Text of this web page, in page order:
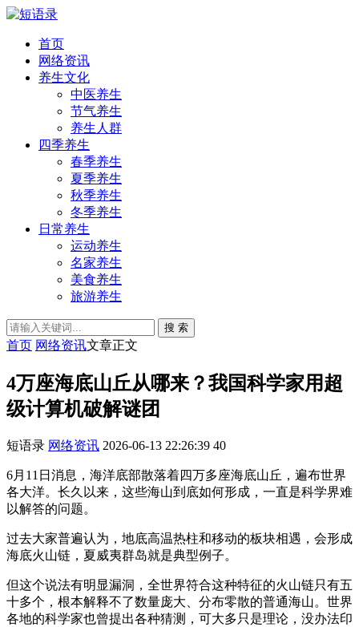
首页
网络资讯
养生文化
中医养生
节气养生
养生人群
四季养生
春季养生
夏季养生
秋季养生
冬季养生
日常养生
运动养生
名家养生
美食养生
旅游养生
搜 索
首页 网络资讯文章正文
4万座海底山丘从哪来？我国科学家用超
级计算机破解谜团
短语录 网络资讯 2026-06-13 22:26:39 40
6月11日消息，海洋底部散落着四万多座海底山丘，遍布世界
各大洋。长久以来，这些海山到底如何形成，一直是科学界难
以解答的问题。
过去大家普遍认为，地底高温热柱和移动的板块相遇，会形成
海底火山链，夏威夷群岛就是典型例子。
但这个说法有明显漏洞，全世界符合这种特征的火山链只有五
十多个，根本解释不了数量庞大、分布零散的普通海山。世界
各地的科学家也曾提出各种猜测，可大多只是理论，没办法印